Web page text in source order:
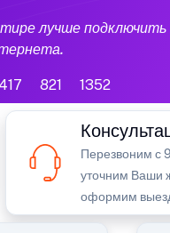
лучше
417 821 1352
Перезвоним с
уточним Ваши
оформим